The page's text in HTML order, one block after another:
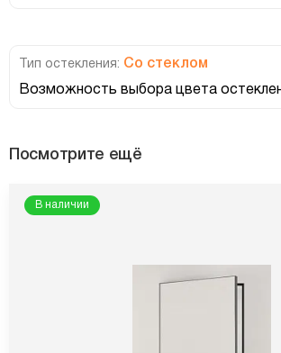
Тип остекления: Со стеклом
Возможность выбора цвета
Посмотрите ещё
В наличии